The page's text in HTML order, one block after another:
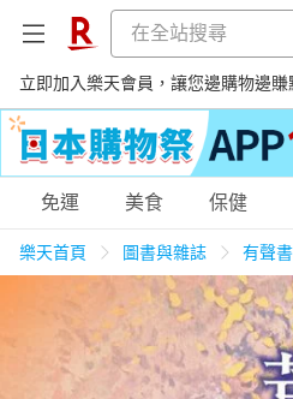
立即加入樂天會員，讓您邊購物邊賺
購物網分類
天天免運 美食蛋糕
免運 美食 保健
樂天首頁 圖書與雜誌 有聲書